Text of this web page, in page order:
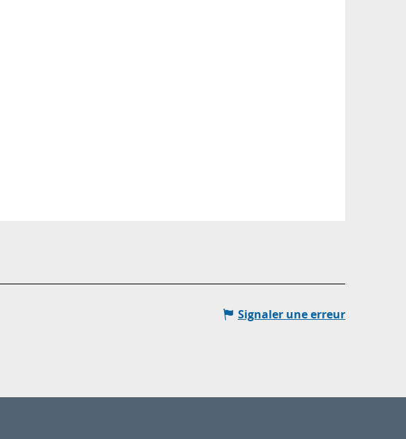
Signaler une erreur